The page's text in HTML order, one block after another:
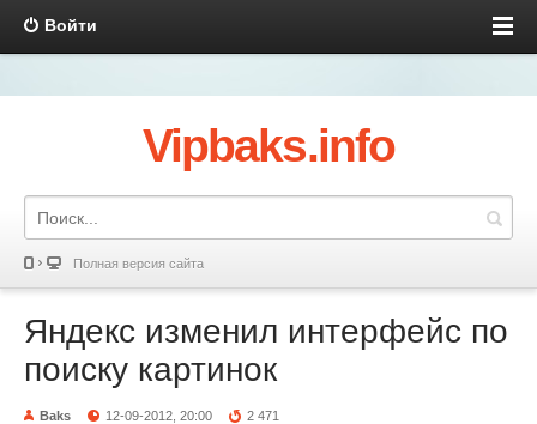
Войти
Vipbaks.info
Полная версия сайта
Яндекс изменил интерфейс по
поиску картинок
Baks 12-09-2012, 20:00 2 471